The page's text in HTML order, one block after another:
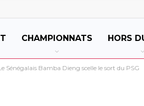
CHAMPIONNATS HORS
Sénégalais Bamba Dieng scelle le sort du PSG